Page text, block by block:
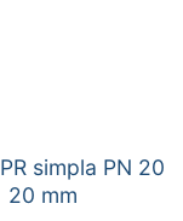
simpla PN 20
20 mm